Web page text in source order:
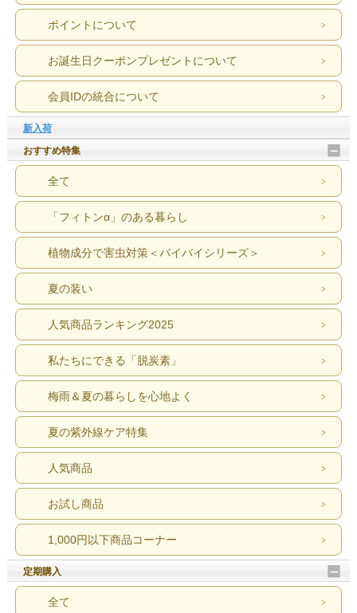
ポイントについて
お誕生日クーポンプレゼントについて
会員IDの統合について
新入荷
おすすめ特集
全て
「フィトンα」のある暮らし
植物成分で害虫対策＜バイバイシリーズ＞
夏の装い
人気商品ランキング2025
私たちにできる「脱炭素」
梅雨＆夏の暮らしを心地よく
夏の紫外線ケア特集
人気商品
お試し商品
1,000円以下商品コーナー
定期購入
全て